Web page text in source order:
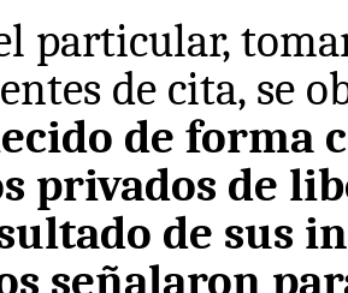
particular,
de cita, se
de forma
privados de
de sus
señalaron